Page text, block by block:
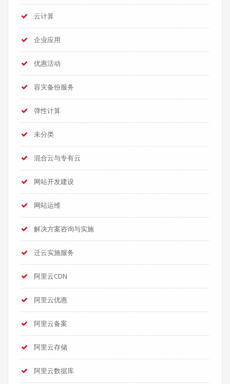
云计算
企业应用
优惠活动
容灾备份服务
弹性计算
未分类
混合云与专有云
网站开发建设
网站运维
解决方案咨询与实施
迁云实施服务
阿里云CDN
阿里云优惠
阿里云备案
阿里云存储
阿里云数据库